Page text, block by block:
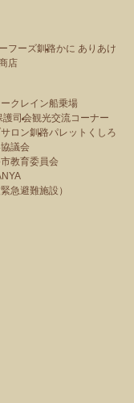
フーズ釧路かに ありあけ
店
クレイン船乗場
護司会観光交流コーナー
ロン釧路パレットくしろ
議会
教育委員会
急避難施設）